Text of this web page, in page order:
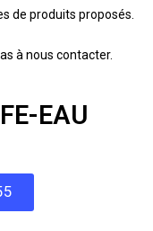
de produits proposés.
à nous contacter.
EAU